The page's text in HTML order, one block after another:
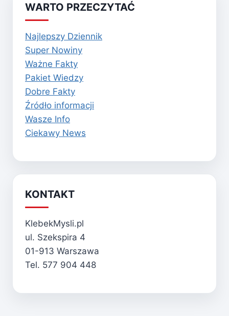
WARTO PRZECZYTAĆ
Najlepszy Dziennik
Super Nowiny
Ważne Fakty
Pakiet Wiedzy
Dobre Fakty
Źródło informacji
Wasze Info
Ciekawy News
KONTAKT
KlebekMysli.pl
ul. Szekspira 4
01-913 Warszawa
Tel. 577 904 448